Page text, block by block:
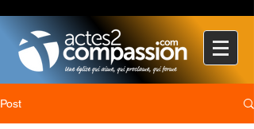
Post